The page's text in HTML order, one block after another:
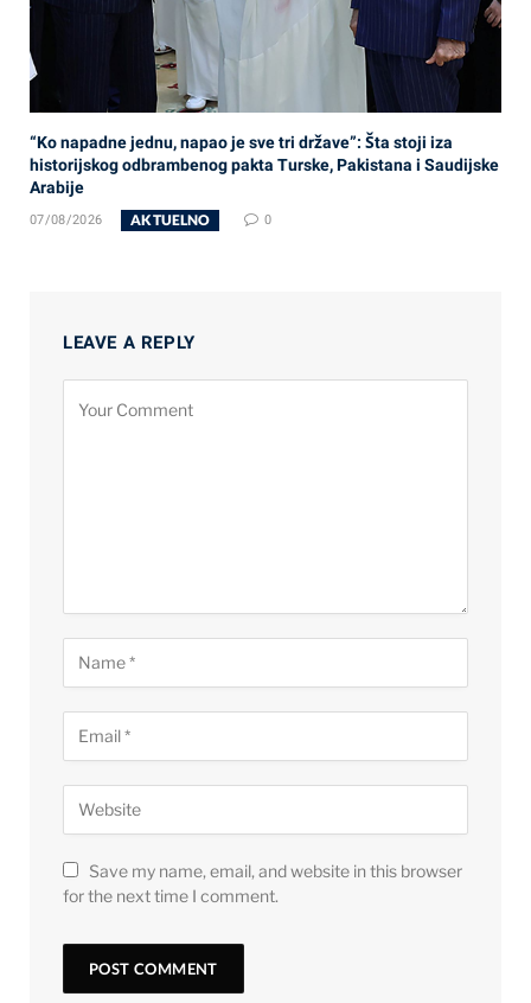
“Ko napadne jednu, napao je sve tri države”: Šta stoji iza
historijskog odbrambenog pakta Turske, Pakistana i Saudijske
Arabije
07/08/2026 AKTUELNO 0
LEAVE A REPLY
Save my name, email, and website in this browser
for the next time I comment.